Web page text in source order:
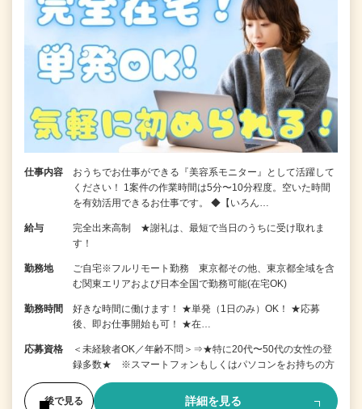
仕事内容
おうちでお仕事ができる『美容系モニター』として活躍して
ください！ 1案件の作業時間は5分〜10分程度。空いた時間
を有効活用できるお仕事です。 ◆【いろん…
給与
完全出来高制 ★謝礼は、最短で当日のうちに受け取れま
す！
勤務地
ご自宅※フルリモート勤務 東京都その他、東京都全域を含
む関東エリアおよび日本全国で勤務可能(在宅OK)
勤務時間
好きな時間に働けます！ ★単発（1日のみ）OK！ ★応募
後、即お仕事開始も可！ ★在…
応募資格
＜未経験者OK／年齢不問＞⇒★特に20代〜50代の女性の登
録多数★ ※スマートフォンもしくはパソコンをお持ちの方
後で見る 詳細を見る